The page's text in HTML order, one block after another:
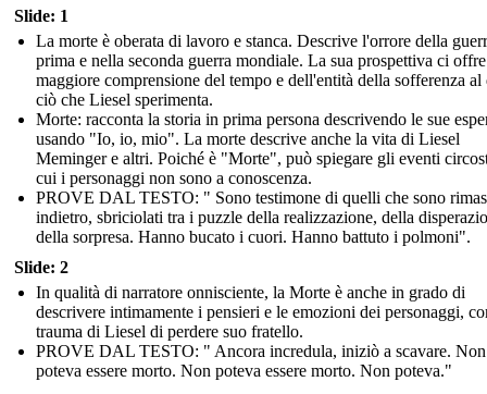
Slide: 1
La morte è oberata di lavoro e stanca. Descrive l'orrore della
prima e nella seconda guerra mondiale. La sua prospettiva ci
maggiore comprensione del tempo e dell'entità della sofferenza
ciò che Liesel sperimenta.
Morte: racconta la storia in prima persona descrivendo le sue
usando "Io, io, mio". La morte descrive anche la vita di Liesel
Meminger e altri. Poiché è "Morte", può spiegare gli eventi
cui i personaggi non sono a conoscenza.
PROVE DAL TESTO: " Sono testimone di quelli che sono
indietro, sbriciolati tra i puzzle della realizzazione, della
della sorpresa. Hanno bucato i cuori. Hanno battuto i polmoni".
Slide: 2
In qualità di narratore onnisciente, la Morte è anche in grado di
descrivere intimamente i pensieri e le emozioni dei personaggi,
trauma di Liesel di perdere suo fratello.
PROVE DAL TESTO: " Ancora incredula, iniziò a scavare. Non
poteva essere morto. Non poteva essere morto. Non poteva."